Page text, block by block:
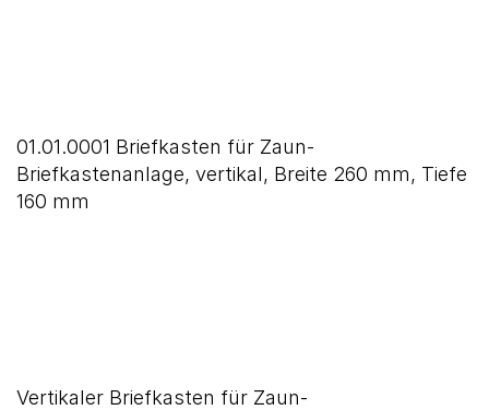
01.01.0001 Briefkasten für Zaun-
Briefkastenanlage, vertikal, Breite 260 mm, Tiefe
160 mm
Vertikaler Briefkasten für Zaun-